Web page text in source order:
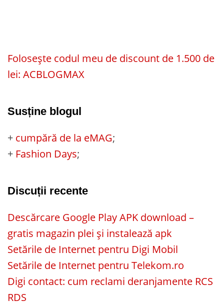
Folosește codul meu de discount de 1.500 de
lei: ACBLOGMAX
Susține blogul
+ cumpără de la eMAG;
+ Fashion Days;
Discuții recente
Descărcare Google Play APK download –
gratis magazin plei și instalează apk
Setările de Internet pentru Digi Mobil
Setările de Internet pentru Telekom.ro
Digi contact: cum reclami deranjamente RCS
RDS